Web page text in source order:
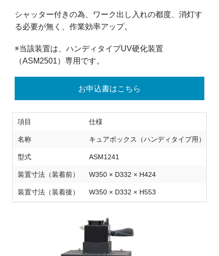
シャッター付きの為、ワーク出し入れの都度、消灯す
る必要が無く、作業効率アップ。
※当該装置は、ハンディタイプUV硬化装置
（ASM2501）専用です。
お申込書はこちら
項目 仕様
名称 キュアボックス（ハンディタイプ用）
型式 ASM1241
装置寸法（装着前） W350 × D332 × H424
装置寸法（装着後） W350 × D332 × H553
ラボジャッキにて調節
手動シャッター装備